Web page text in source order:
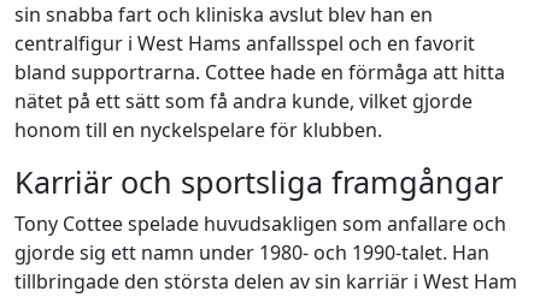
sin snabba fart och kliniska avslut blev han en
centralfigur i West Hams anfallsspel och en favorit
bland supportrarna. Cottee hade en förmåga att hitta
nätet på ett sätt som få andra kunde, vilket gjorde
honom till en nyckelspelare för klubben.
Karriär och sportsliga framgångar
Tony Cottee spelade huvudsakligen som anfallare och
gjorde sig ett namn under 1980- och 1990-talet. Han
tillbringade den största delen av sin karriär i West Ham